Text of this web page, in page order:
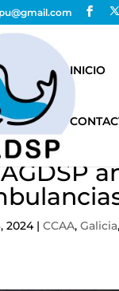
INICIO
2024|CCAA,Galicia,